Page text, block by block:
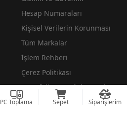
PC Toplama Sepet Siparişlerim
Hesap Numaraları
Kişisel Verilerin Korunması
Tüm Markalar
İşlem Rehberi
Çerez Politikası
Mesafeli Satış Sözleşmesi
Daha fazla göster